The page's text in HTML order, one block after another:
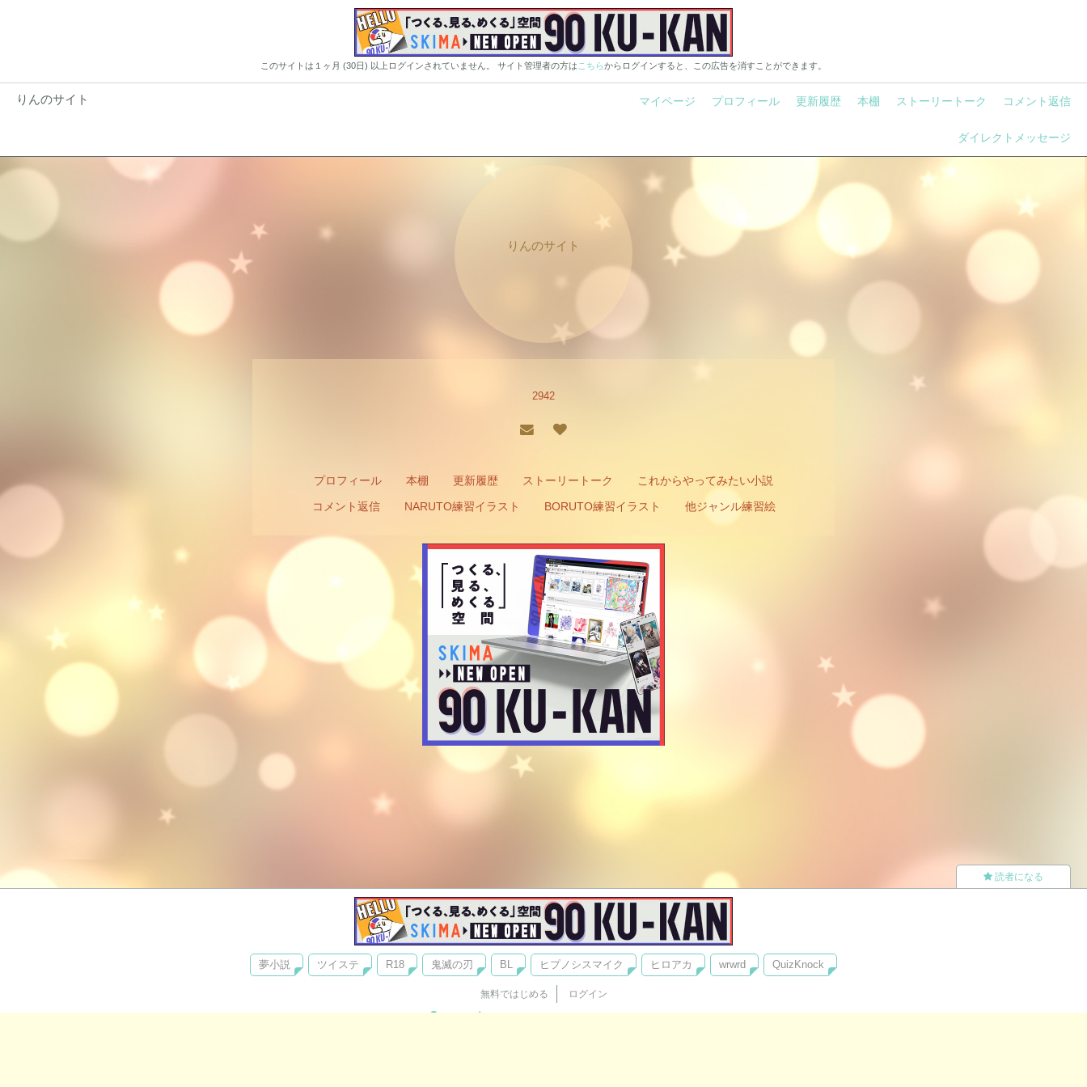
このサイトは１ヶ月 (30日) 以上ログインされていません。 サイト管理者の方は こちらからログインすると、この広告を消すことができます。
りんのサイト マイページ プロフィール 更新履歴 本棚 ストーリートーク コメント返信
ダイレクトメッセージ
りんのサイト
2942
プロフィール 本棚 更新履歴 ストーリートーク
これからやってみたい小説
コメント返信
NARUTO練習イラスト BORUTO練習イラスト 他ジャンル練習絵
夢小説 ツイステ R18 鬼滅の刃 BL ヒプノシスマイク ヒロアカ wrwrd QuizKnock
無料ではじめる ログイン
読者になる